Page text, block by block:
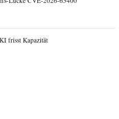
frisst Kapazität